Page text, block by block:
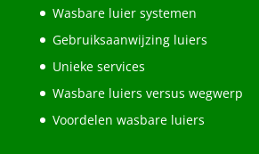
Wasbare luier systemen
Gebruiksaanwijzing luiers
Unieke services
Wasbare luiers versus wegwerp
Voordelen wasbare luiers